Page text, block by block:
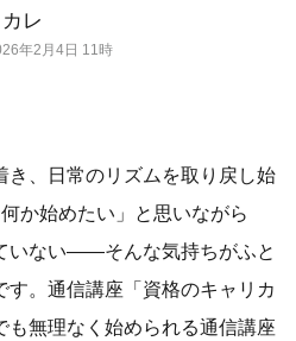
レ
年2月4日 11時
き、日常のリズムを取り戻し始
か始めたい」と思いながら
いない——そんな気持ちがふと
。通信講座「資格のキャリカ
も無理なく始められる通信講座